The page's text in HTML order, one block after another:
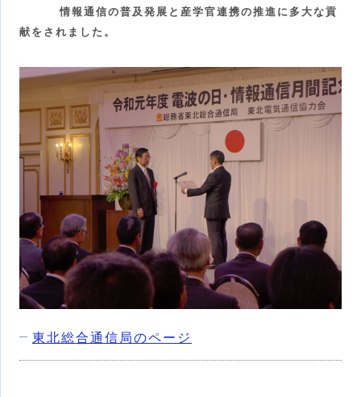
情報通信の普及発展と産学官連携の推進に多大な貢
献をされました。
東北総合通信局のページ